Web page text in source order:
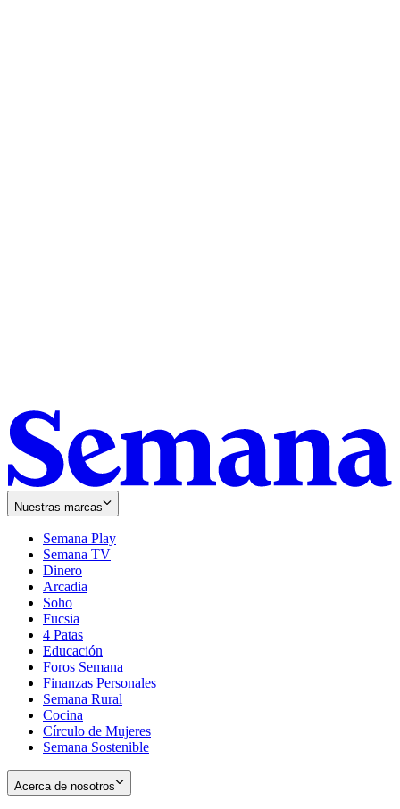
Nuestras marcas
Semana Play
Semana TV
Dinero
Arcadia
Soho
in
new
window
Fucsia
in
new
window
4 Patas
Educación
Foros Semana
Finanzas Personales
Semana Rural
Cocina
Círculo de Mujeres
Semana Sostenible
Acerca de nosotros